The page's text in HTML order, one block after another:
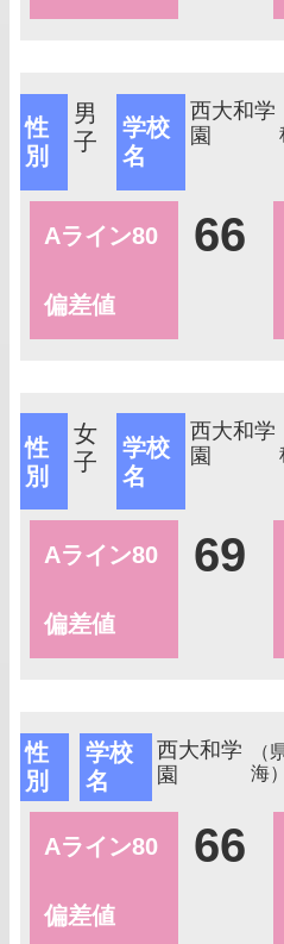
性
別
男
子
学校
名
西大和学
園
Aライン80
偏差値
66
性
別
女
子
学校
名
西大和学
園
Aライン80
偏差値
69
性
別
学校
名
西大和学
園
（
海）
Aライン80
偏差値
66